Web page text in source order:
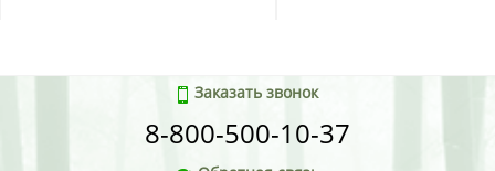
Заказать звонок
8-800-500-10-37